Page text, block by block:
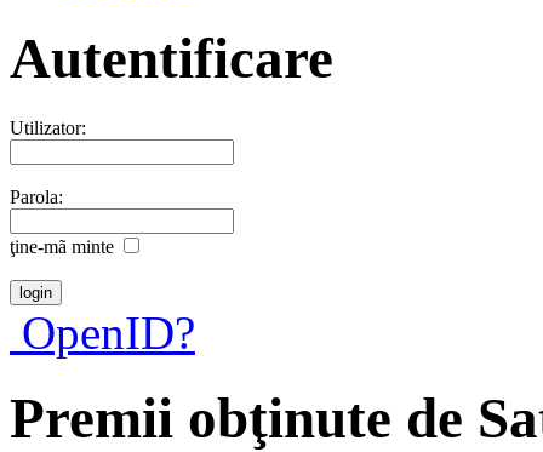
Autentificare
Utilizator:
Parola:
ţine-mã minte
OpenID?
Premii obţinute de